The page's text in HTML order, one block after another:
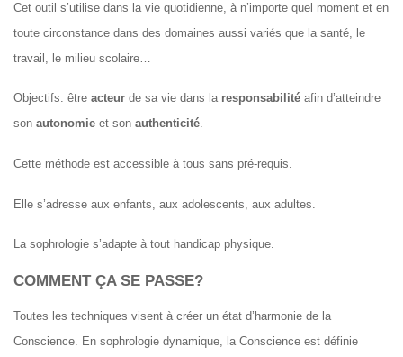
Cet outil s’utilise dans la vie quotidienne, à n’importe quel moment et en
toute circonstance dans des domaines aussi variés que la santé, le
travail, le milieu scolaire…
Objectifs: être acteur de sa vie dans la responsabilité afin d’atteindre
son autonomie et son authenticité.
Cette méthode est accessible à tous sans pré-requis.
Elle s’adresse aux enfants, aux adolescents, aux adultes.
La sophrologie s’adapte à tout handicap physique.
COMMENT ÇA SE PASSE?
Toutes les techniques visent à créer un état d’harmonie de la
Conscience. En sophrologie dynamique, la Conscience est définie